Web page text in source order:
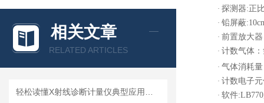
相关文章
RELATED ARTICLES
· 探测器:正
· 铅屏蔽
· 前置放大器
· 计数气体
· 气体消耗量
· 计数电子元
· 软件